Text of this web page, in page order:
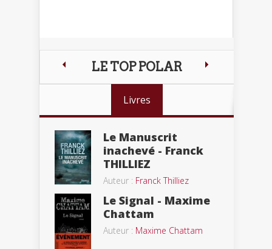
LE TOP POLAR
Livres
Le Manuscrit
inachevé - Franck
THILLIEZ
Auteur : Franck Thilliez
Le Signal - Maxime
Chattam
Auteur : Maxime Chattam